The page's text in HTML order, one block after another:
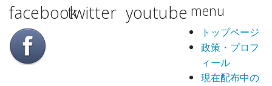
facebooktwitter youtube menu
トップページ
政策・プロフ
ィール
現在配布中の